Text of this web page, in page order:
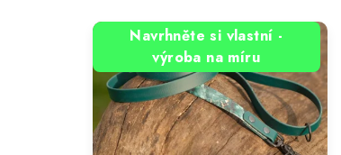
Navrhněte si vlastní -
výroba na míru